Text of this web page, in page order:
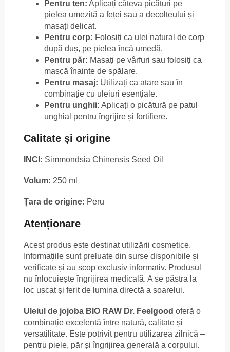
Pentru ten: Aplicați câteva picături pe
pielea umezită a feței sau a decolteului și
masați delicat.
Pentru corp: Folosiți ca ulei natural de corp
după duș, pe pielea încă umedă.
Pentru păr: Masați pe vârfuri sau folosiți ca
mască înainte de spălare.
Pentru masaj: Utilizați ca atare sau în
combinație cu uleiuri esențiale.
Pentru unghii: Aplicați o picătură pe patul
unghial pentru îngrijire și fortifiere.
Calitate și origine
INCI: Simmondsia Chinensis Seed Oil
Volum: 250 ml
Țara de origine: Peru
Atenționare
Acest produs este destinat utilizării cosmetice.
Informațiile sunt preluate din surse disponibile și
verificate și au scop exclusiv informativ. Produsul
nu înlocuiește îngrijirea medicală. A se păstra la
loc uscat și ferit de lumina directă a soarelui.
Uleiul de jojoba BIO RAW Dr. Feelgood oferă o
combinație excelentă între natură, calitate și
versatilitate. Este potrivit pentru utilizarea zilnică –
pentru piele, păr și îngrijirea generală a corpului.